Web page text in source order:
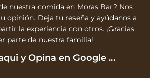
nuestra comida en Moras Bar? Nos
opinión. Deja tu reseña y ayúdanos a
la experiencia con otros. ¡Gracias
parte de nuestra familia!
y Opina en Google ...